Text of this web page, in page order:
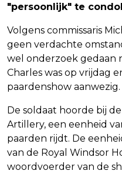
"persoonlijk" te
Volgens commissaris
geen verdachte
wel onderzoek gedaan
Charles was op vrijdag
paardenshow aanwezig.
De soldaat hoorde bij
Artillery, een eenheid
paarden rijdt. De
van de Royal Windsor
woordvoerder van de